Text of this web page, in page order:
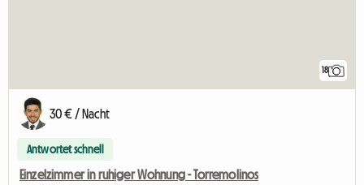
18
30 € / Nacht
Antwortet schnell
Einzelzimmer in ruhiger Wohnung - Torremolinos